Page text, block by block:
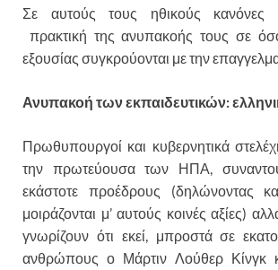
Σε αυτούς τους ηθικούς κανόνες
πρακτική της ανυπακοής τους σε
εξουσίας συγκρούονται με την
Ανυπακοή των εκπαιδευτικών:
Πρωθυπουργοί και κυβερνητικά
την πρωτεύουσα των ΗΠΑ,
εκάστοτε προέδρους (δηλώνοντας
μοιράζονται μ’ αυτούς κοινές αξίες)
γνωρίζουν ότι εκεί, μπροστά σε
ανθρώπους ο Μάρτιν Λούθερ Κίνγκ